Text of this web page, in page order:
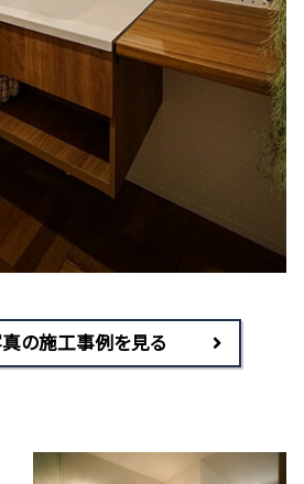
の施工事例を見る